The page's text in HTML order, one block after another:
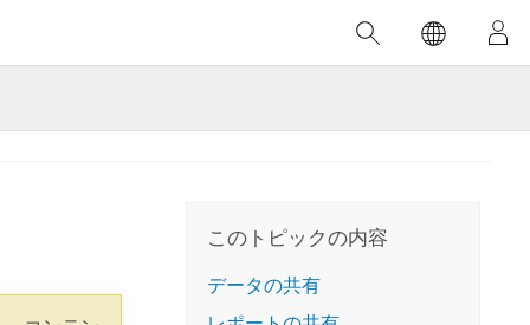
せ
イノベーションへの取り
ジェンス
デジタル トランスフォ
注目
このトピックの内容
データの共有